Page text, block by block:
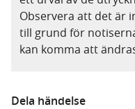
Observera att det är
till grund för
kan komma att
Dela händelse